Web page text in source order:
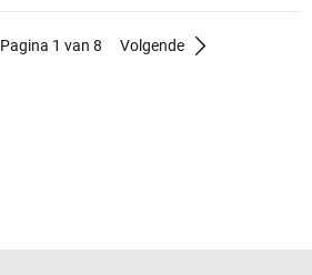
Pagina 1 van 8 Volgende